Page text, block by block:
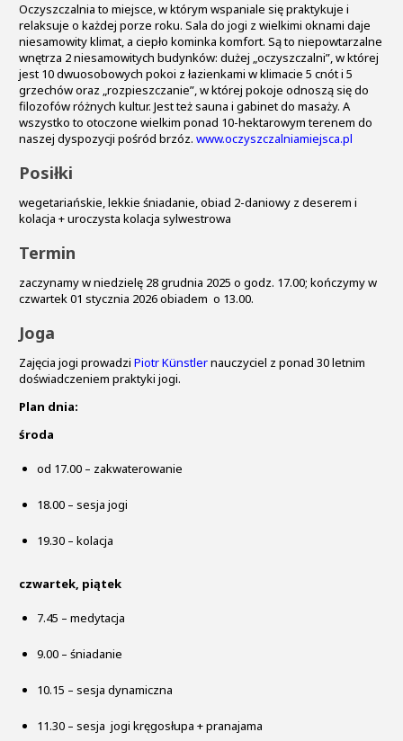
Oczyszczalnia to miejsce, w którym wspaniale się praktykuje i
relaksuje o każdej porze roku. Sala do jogi z wielkimi oknami daje
niesamowity klimat, a ciepło kominka komfort. Są to niepowtarzalne
wnętrza 2 niesamowitych budynków: dużej „oczyszczalni”, w której
jest 10 dwuosobowych pokoi z łazienkami w klimacie 5 cnót i 5
grzechów oraz „rozpieszczanie”, w której pokoje odnoszą się do
filozofów różnych kultur. Jest też sauna i gabinet do masaży. A
wszystko to otoczone wielkim ponad 10-hektarowym terenem do
naszej dyspozycji pośród brzóz. www.oczyszczalniamiejsca.pl
Posiłki
wegetariańskie, lekkie śniadanie, obiad 2-daniowy z deserem i
kolacja + uroczysta kolacja sylwestrowa
Termin
zaczynamy w niedzielę 28 grudnia 2025 o godz. 17.00; kończymy w
czwartek 01 stycznia 2026 obiadem o 13.00.
Joga
Zajęcia jogi prowadzi Piotr Künstlernauczyciel z ponad 30 letnim
doświadczeniem praktyki jogi.
Plan dnia:
środa
od 17.00 – zakwaterowanie
18.00 – sesja jogi
19.30 – kolacja
czwartek, piątek
7.45 – medytacja
9.00 – śniadanie
10.15 – sesja dynamiczna
11.30 – sesja jogi kręgosłupa + pranajama